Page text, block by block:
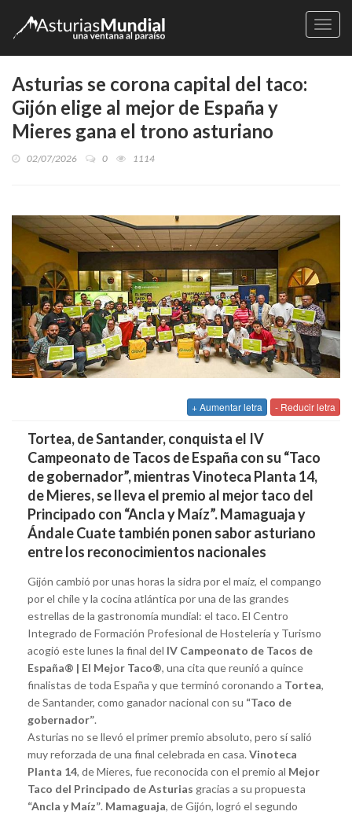
Asturias se corona capital del taco:
Gijón elige al mejor de España y
Mieres gana el trono asturiano
02/07/2026 0 1114
+ Aumentar letra - Reducir letra
Tortea, de Santander, conquista el IV
Campeonato de Tacos de España con su “Taco
de gobernador”, mientras Vinoteca Planta 14,
de Mieres, se lleva el premio al mejor taco del
Principado con “Ancla y Maíz”. Mamaguaja y
Ándale Cuate también ponen sabor asturiano
entre los reconocimientos nacionales
Gijón cambió por unas horas la sidra por el maíz, el compango
por el chile y la cocina atlántica por una de las grandes
estrellas de la gastronomía mundial: el taco. El Centro
Integrado de Formación Profesional de Hostelería y Turismo
acogió este lunes la final del IV Campeonato de Tacos de
España® | El Mejor Taco®, una cita que reunió a quince
finalistas de toda España y que terminó coronando a Tortea,
de Santander, como ganador nacional con su “Taco de
gobernador”.
Asturias no se llevó el primer premio absoluto, pero sí salió
muy reforzada de una final celebrada en casa. Vinoteca
Planta 14, de Mieres, fue reconocida con el premio al Mejor
Taco del Principado de Asturias gracias a su propuesta
“Ancla y Maíz”. Mamaguaja, de Gijón, logró el segundo